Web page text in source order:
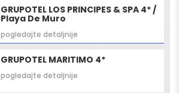
GRUPOTEL LOS PRINCIPES & SPA 4* /
Playa De Muro
pogledajte detaljnije
GRUPOTEL MARITIMO 4*
pogledajte detaljnije